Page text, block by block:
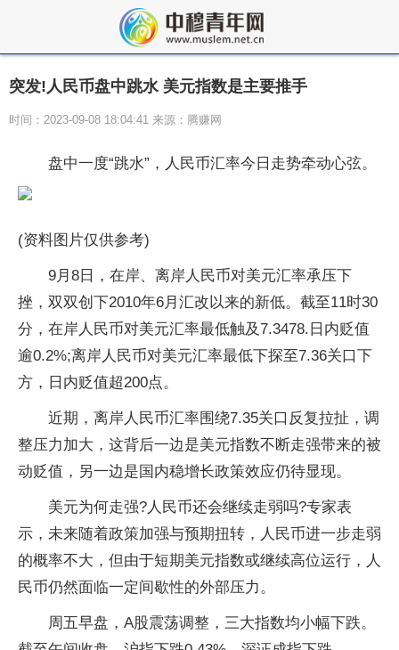
突发!人民币盘中跳水 美元指数是主要推手
时间：2023-09-08 18:04:41 来源：腾赚网
盘中一度“跳水”，人民币汇率今日走势牵动心弦。
(资料图片仅供参考)
9月8日，在岸、离岸人民币对美元汇率承压下
挫，双双创下2010年6月汇改以来的新低。截至11时30
分，在岸人民币对美元汇率最低触及7.3478.日内贬值
逾0.2%;离岸人民币对美元汇率最低下探至7.36关口下
方，日内贬值超200点。
近期，离岸人民币汇率围绕7.35关口反复拉扯，调
整压力加大，这背后一边是美元指数不断走强带来的被
动贬值，另一边是国内稳增长政策效应仍待显现。
美元为何走强?人民币还会继续走弱吗?专家表
示，未来随着政策加强与预期扭转，人民币进一步走弱
的概率不大，但由于短期美元指数或继续高位运行，人
民币仍然面临一定间歇性的外部压力。
周五早盘，A股震荡调整，三大指数均小幅下跌。